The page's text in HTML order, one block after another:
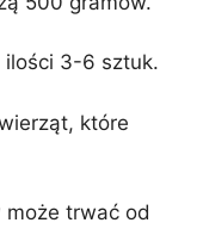
ilości 3-6 sztuk.
które
może trwać od